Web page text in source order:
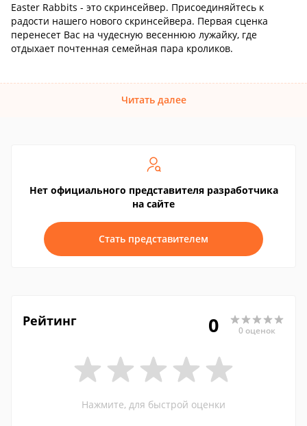
Easter Rabbits - это скринсейвер. Присоединяйтесь к
радости нашего нового скринсейвера. Первая сценка
перенесет Вас на чудесную весеннюю лужайку, где
отдыхает почтенная семейная пара кроликов.
Читать далее
Нет официального представителя разработчика
на сайте
Стать представителем
Рейтинг 0 0 оценок
Нажмите, для быстрой оценки